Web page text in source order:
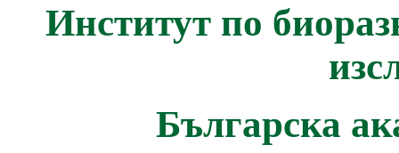
Институт по
Българска